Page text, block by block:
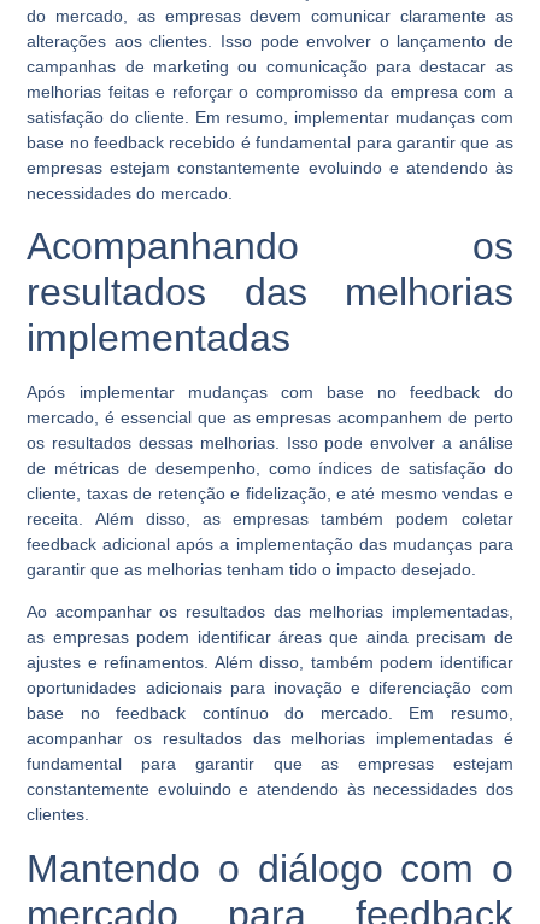
do mercado, as empresas devem comunicar claramente as
alterações aos clientes. Isso pode envolver o lançamento de
campanhas de marketing ou comunicação para destacar as
melhorias feitas e reforçar o compromisso da empresa com a
satisfação do cliente. Em resumo, implementar mudanças com
base no feedback recebido é fundamental para garantir que as
empresas estejam constantemente evoluindo e atendendo às
necessidades do mercado.
Acompanhando os
resultados das melhorias
implementadas
Após implementar mudanças com base no feedback do
mercado, é essencial que as empresas acompanhem de perto
os resultados dessas melhorias. Isso pode envolver a análise
de métricas de desempenho, como índices de satisfação do
cliente, taxas de retenção e fidelização, e até mesmo vendas e
receita. Além disso, as empresas também podem coletar
feedback adicional após a implementação das mudanças para
garantir que as melhorias tenham tido o impacto desejado.
Ao acompanhar os resultados das melhorias implementadas,
as empresas podem identificar áreas que ainda precisam de
ajustes e refinamentos. Além disso, também podem identificar
oportunidades adicionais para inovação e diferenciação com
base no feedback contínuo do mercado. Em resumo,
acompanhar os resultados das melhorias implementadas é
fundamental para garantir que as empresas estejam
constantemente evoluindo e atendendo às necessidades dos
clientes.
Mantendo o diálogo com o
mercado para feedback